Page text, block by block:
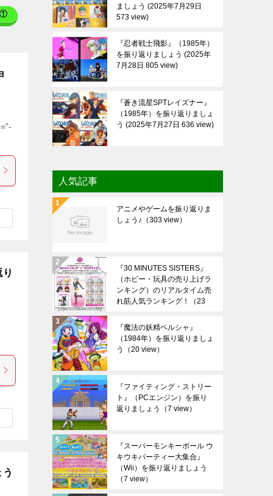
①
ましょう
2025年7月29日
573 view
『忍者戦士飛影』（1985年）
を振り返りましょう
2025年
7月28日 805 view
『蒼き流星SPTレイズナー』
（1985年）を振り返りましょ
う
2025年7月27日 636 view
人気記事
アニメやゲームを振り返りま
しょう♪ （303 view）
『30 MINUTES SISTERS』
（ホビー・玩具の売り上げラ
ンキング）のリアルタイム売
れ筋人気ランキング！
（23
『魔法の妖精ペルシャ』
（1984年）を振り返りましょ
う
（20 view）
『ファイティング・ストリー
ト』（PCエンジン）を振り
返りましょう
（7 view）
『スーパーモンキーボール ウ
キウキパーティー大集合』
（Wii）を振り返りましょう
（7 view）